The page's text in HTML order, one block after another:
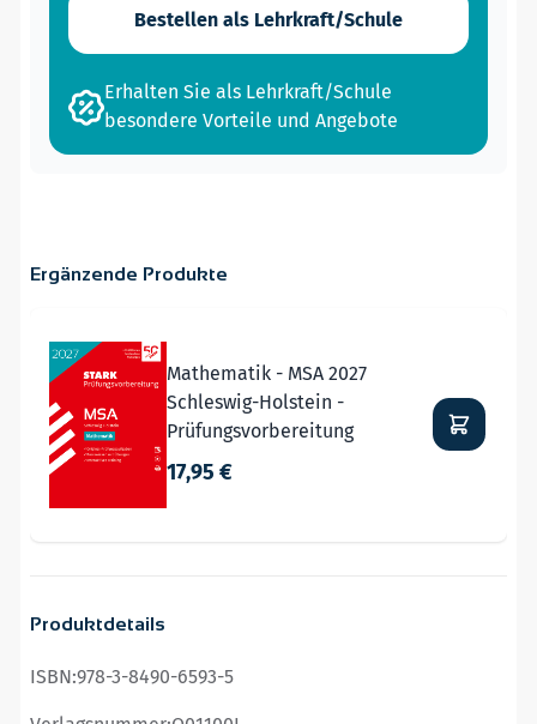
Bestellen als Lehrkraft/Schule
Erhalten Sie als Lehrkraft/Schule
besondere Vorteile und Angebote
Ergänzende Produkte
Mathematik - MSA 2027
Schleswig-Holstein -
Prüfungsvorbereitung
17,95 €
Produktdetails
ISBN:978-3-8490-6593-5